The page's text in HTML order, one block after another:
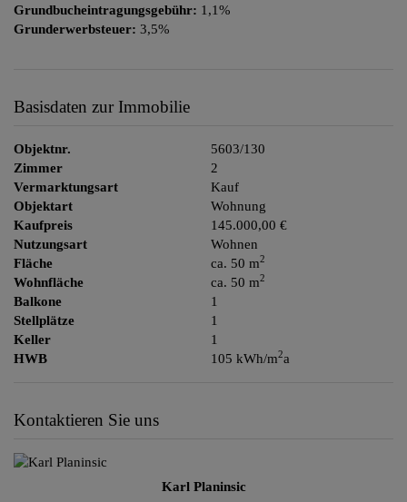
Grundbucheintragungsgebühr: 1,1%
Grunderwerbsteuer: 3,5%
Basisdaten zur Immobilie
Objektnr.
5603/130
Zimmer
2
Vermarktungsart
Kauf
Objektart
Wohnung
Kaufpreis
145.000,00 €
Nutzungsart
Wohnen
Fläche
ca. 50 m2
Wohnfläche ca. 50 m2
Balkone
1
Stellplätze
1
Keller
1
HWB
105 kWh/m2a
Kontaktieren Sie uns
Karl Planinsic